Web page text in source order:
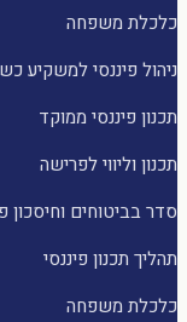
כלכלת משפחה
ניהול פיננסי למשקיע
תכנון פיננסי ממוקד
תכנון וליווי לפרישה
סדר בביטוחים וחיסכון
תהליך תכנון פיננסי
כלכלת משפחה